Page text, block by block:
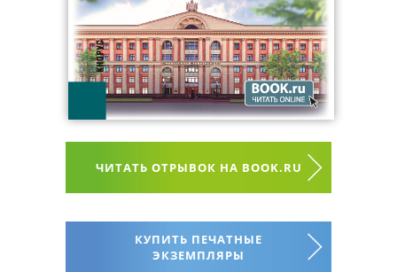
ЧИТАТЬ ОТРЫВОК НА BOOK.RU
КУПИТЬ ПЕЧАТНЫЕ
ЭКЗЕМПЛЯРЫ